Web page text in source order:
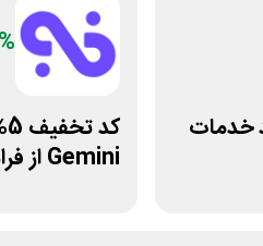
خدمات
Gemini از فراسیب